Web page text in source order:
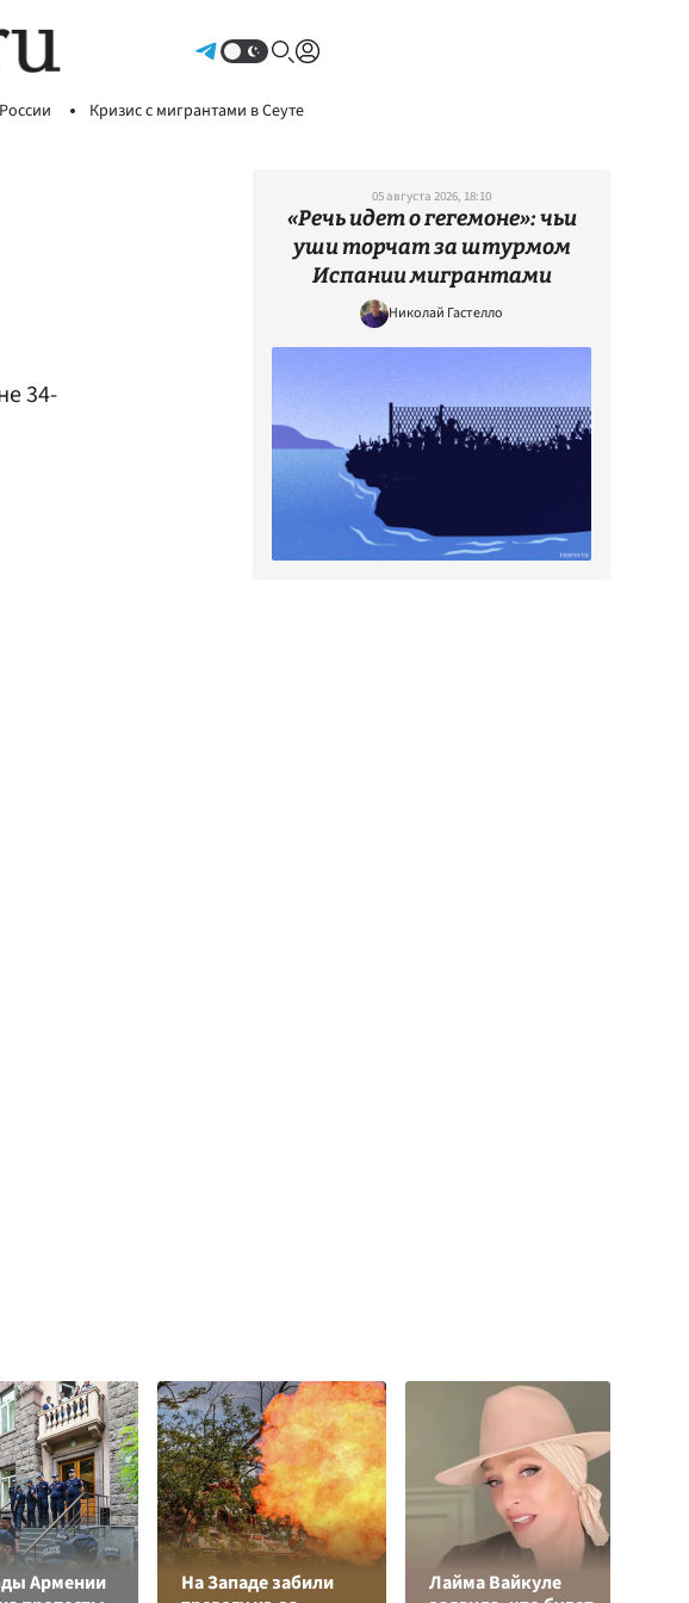
Кризис с мигрантами в Сеуте
34-
05 августа 2026, 18:10
«Речь идет о гегемоне»: чьи
уши торчат за штурмом
Испании мигрантами
Николай Гастелло
Армении
На Западе забили
Лайма Вайкуле